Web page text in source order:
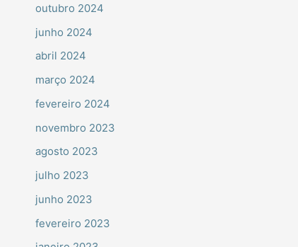
outubro 2024
junho 2024
abril 2024
março 2024
fevereiro 2024
novembro 2023
agosto 2023
julho 2023
junho 2023
fevereiro 2023